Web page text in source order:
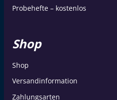
Probehefte – kostenlos
Shop
Shop
Versandinformation
Zahlungsarten